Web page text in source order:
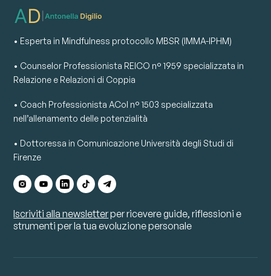
• Esperta in Mindfulness protocollo MBSR (IMMA-IPHM)
• Counselor Professionista REICO n° 1959 specializzata in
Relazione e Relazioni di Coppia
• Coach Professionista ACoI n° 1503 specializzata
nell’allenamento delle potenzialità
• Dottoressa in Comunicazione Università degli Studi di
Firenze
Iscriviti alla newsletterper ricevere guide, riflessioni e
strumenti per la tua evoluzione personale